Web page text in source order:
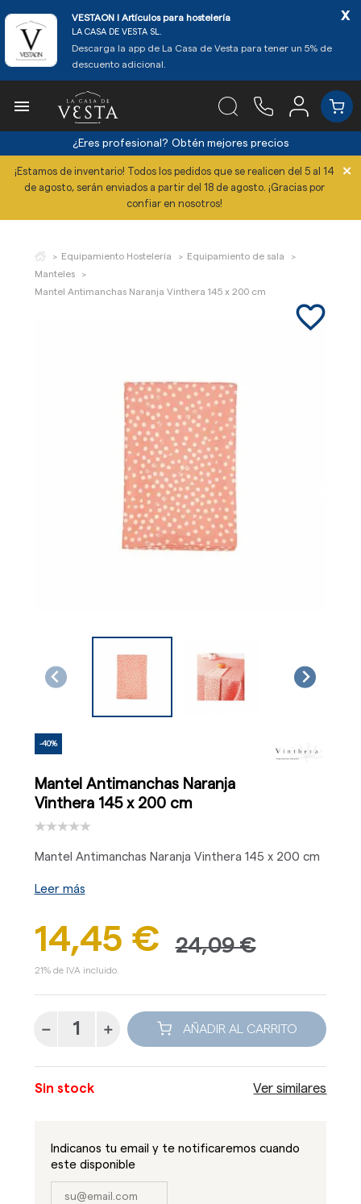
VESTAON l Artículos para hostelería
LA CASA DE VESTA SL.
Descarga la app de La Casa de Vesta para tener un 5% de
descuento adicional.
x

¿Eres profesional? Obtén mejores precios
¡Estamos de inventario! Todos los pedidos que se realicen del 5 al 14
de agosto, serán enviados a partir del 18 de agosto. ¡Gracias por
confiar en nosotros!
×
Equipamiento Hostelería
Equipamiento de sala
Manteles
Mantel Antimanchas Naranja Vinthera 145 x 200 cm
favorite_border
-40%
Mantel Antimanchas Naranja
Vinthera 145 x 200 cm
Mantel Antimanchas Naranja Vinthera 145 x 200 cm
Leer más
14,45 € 24,09 €
21% de IVA incluido.
AÑADIR AL CARRITO
Sin stock Ver similares
Indicanos tu email y te notificaremos cuando
este disponible